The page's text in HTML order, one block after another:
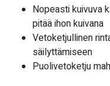
Nopeasti kuivuva
pitää ihon kuivana
Vetoketjullinen
säilyttämiseen
Puolivetoketju